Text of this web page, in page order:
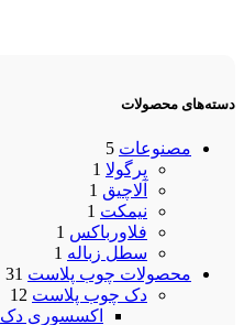
دسته‌های محصولات
مصنوعات 5
پرگولا 1
آلاچیق 1
نیمکت 1
فلاورباکس 1
سطل زباله 1
محصولات چوب پلاست 31
دک چوب پلاست 12
اکسسوری دک